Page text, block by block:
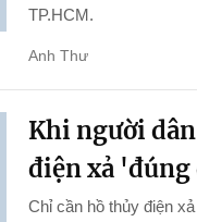
TP.HCM.
Anh Thư
Khi người
điện xả
Chỉ cần hồ thủy điện